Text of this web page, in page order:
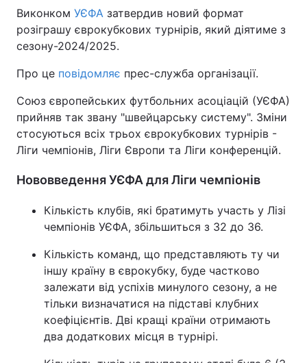
Виконком УЄФА затвердив новий формат
розіграшу єврокубкових турнірів, який діятиме з
сезону-2024/2025.
Про це повідомляє прес-служба організації.
Союз європейських футбольних асоціацій (УЄФА)
прийняв так звану "швейцарську систему". Зміни
стосуються всіх трьох єврокубкових турнірів -
Ліги чемпіонів, Ліги Європи та Ліги конференцій.
Нововведення УЄФА для Ліги чемпіонів
Кількість клубів, які братимуть участь у Лізі
чемпіонів УЄФА, збільшиться з 32 до 36.
Кількість команд, що представляють ту чи
іншу країну в єврокубку, буде частково
залежати від успіхів минулого сезону, а не
тільки визначатися на підставі клубних
коефіцієнтів. Дві кращі країни отримають
два додаткових місця в турнірі.